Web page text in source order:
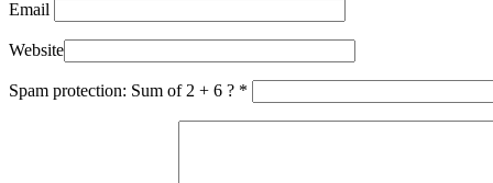
Email
Website
Spam protection: Sum of 2 + 6 ? *